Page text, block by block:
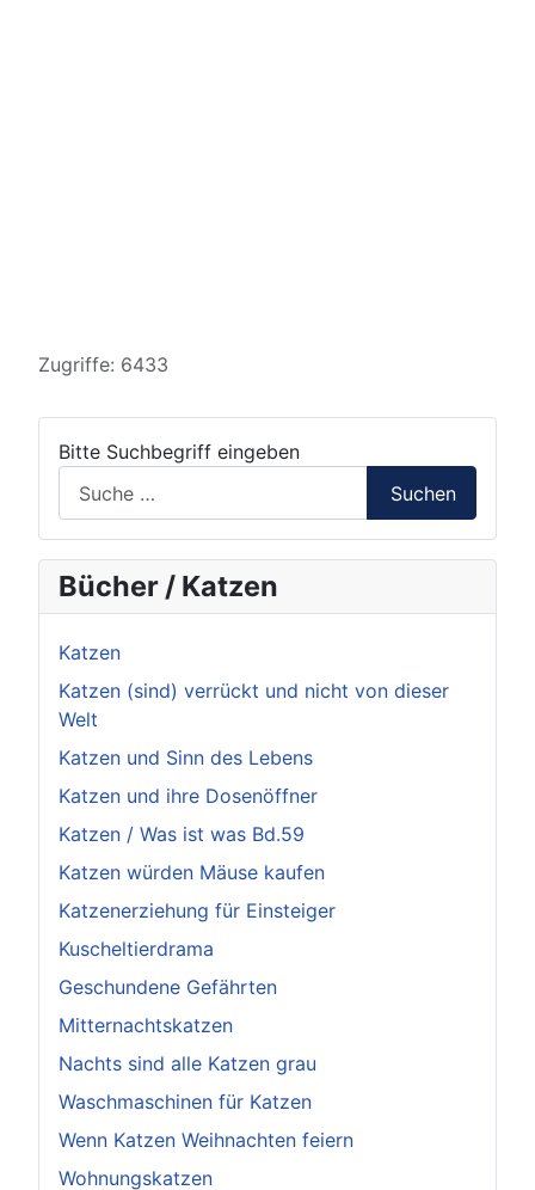
Bitte Suchbegriff eingeben
Suchen
Bücher / Katzen
Katzen
Katzen (sind) verrückt und nicht von dieser
Welt
Katzen und Sinn des Lebens
Katzen und ihre Dosenöffner
Katzen / Was ist was Bd.59
Katzen würden Mäuse kaufen
Katzenerziehung für Einsteiger
Kuscheltierdrama
Geschundene Gefährten
Mitternachtskatzen
Nachts sind alle Katzen grau
Waschmaschinen für Katzen
Wenn Katzen Weihnachten feiern
Wohnungskatzen
Details
Zugriffe: 6433